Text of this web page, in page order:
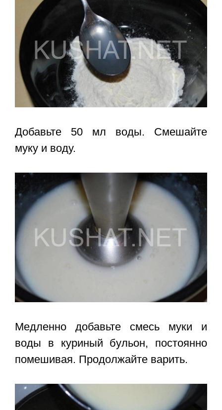
Добавьте 50 мл воды. Смешайте
муку и воду.
Медленно добавьте смесь муки и
воды в куриный бульон, постоянно
помешивая. Продолжайте варить.